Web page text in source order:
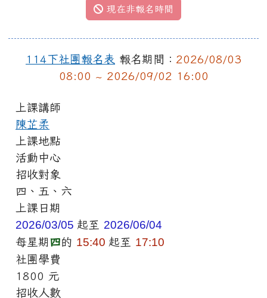
現在非報名時間
114下社團報名表 報名期間： 2026/08/03
08:00 ~ 2026/09/02 16:00
上課講師
陳芷柔
上課地點
活動中心
招收對象
四、五、六
上課日期
2026/03/05 起至 2026/06/04
每星期 四的 15:40 起至 17:10
社團學費
1800 元
招收人數